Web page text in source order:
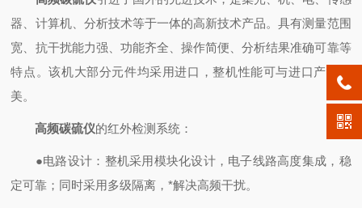
器、计算机、分析技术等于一体的高新技术产品。具有测量范围
宽、抗干扰能力强、功能齐全、操作简便、分析结果准确可靠等
特点。该机大部分元件均采用进口，整机性能可与进口产品媲
美。
高频碳硫仪的红外检测系统：
●电路设计：整机采用模块化设计，电子线路高度集成，稳
定可靠；同时采用多级隔离，*解决高频干扰。